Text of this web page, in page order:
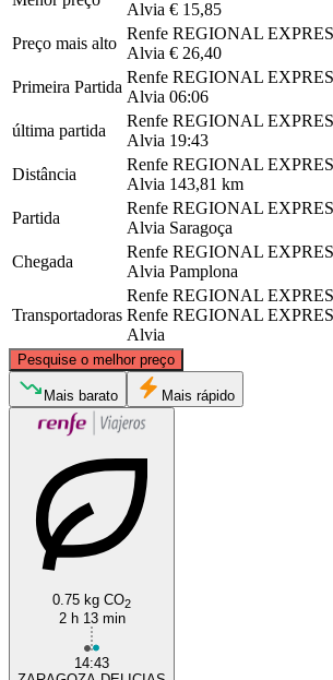
Alvia € 15,85
Preço mais alto
Renfe REGIONAL
Alvia € 26,40
Primeira Partida
Renfe REGIONAL
Alvia 06:06
última partida
Renfe REGIONAL
Alvia 19:43
Distância
Renfe REGIONAL
Alvia 143,81 km
Partida
Renfe REGIONAL
Alvia Saragoça
Chegada
Renfe REGIONAL
Alvia Pamplona
Transportadoras
Renfe REGIONAL
Renfe REGIONAL
Alvia
Pesquise o melhor preço
Pamplona
Mais barato Mais rápido
0.75 kg CO2
2 h 13 min
14:43